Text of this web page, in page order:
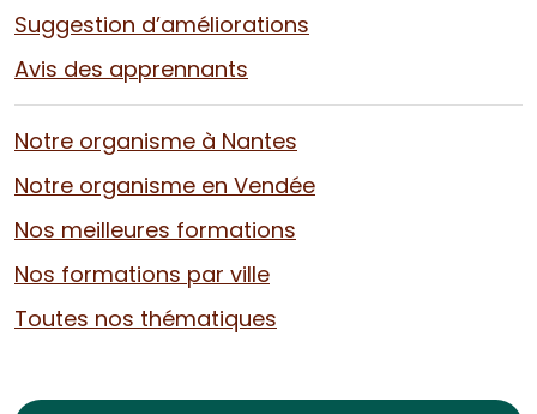
Suggestion d’améliorations
Avis des apprennants
Notre organisme à Nantes
Notre organisme en Vendée
Nos meilleures formations
Nos formations par ville
Toutes nos thématiques